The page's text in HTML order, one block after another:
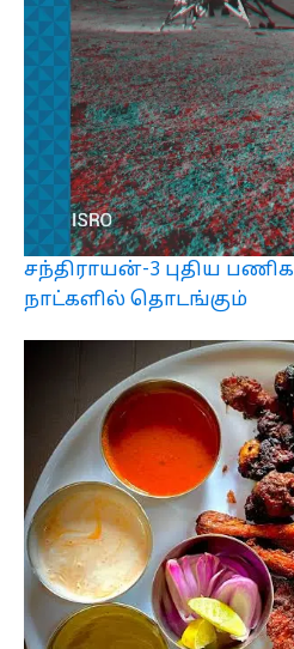
சந்திராயன்-3 புதிய
நாட்களில் தொடங்கும்